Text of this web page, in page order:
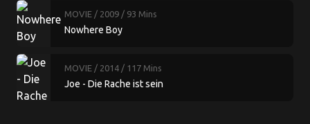
MOVIE / 2009 / 93 Mins
Nowhere Boy
MOVIE / 2014 / 117 Mins
Joe - Die Rache ist sein